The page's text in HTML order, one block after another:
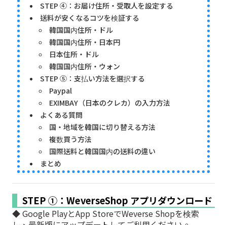
STEP ④：お届け住所・受取人を設定する
送料が安くなるコツを検証する
韓国国内住所・ドル
韓国国内住所・日本円
日本住所・ドル
韓国国内住所・ウォン
STEP ⑤：支払い方法を選択する
Paypal
EXIMBAY（日本のクレカ）の入力方法
よくある質問
国・地域を韓国に切り替える方法
複数買う方法
国際送料と韓国国内の送料の違い
まとめ
STEP ①：WeverseShop アプリダウンロード
◆ Google PlayとApp StoreでWeverse Shopを検索